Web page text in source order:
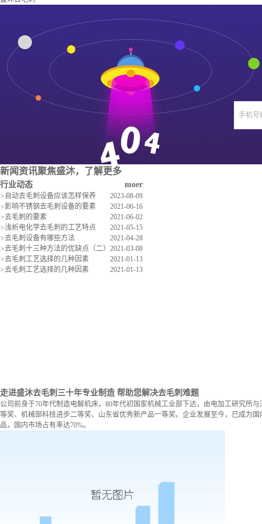
手机号
新闻资讯聚焦盛沐，了解更多
moer
行业动态
2023-08-09
> 自动去毛刺设备应该怎样保养
2021-06-16
>影响不锈钢去毛刺设备的要素
2021-06-02
>去毛刺的要素
2021-05-15
>浅析电化学去毛刺的工艺特点
2021-04-28
>去毛刺设备有哪些方法
2021-03-08
>去毛刺十三种方法的优缺点（二）
2021-01-13
>去毛刺工艺选择的几种因素
2021-01-13
>去毛刺工艺选择的几种因素
走进盛沐去毛刺 三十年专业制造 帮助您解决去毛刺难题
公司前身于70年代制造电解机床，80年代初国家机械工业部下达，由电加工研究所
等奖、机械部科技进步二等奖、山东省优秀新产品一等奖。企业发展至今，已成为
品，国内市场占有率达70%。